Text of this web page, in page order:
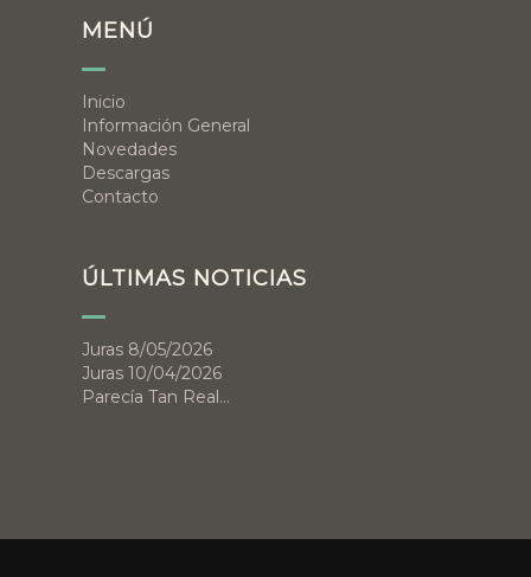
MENÚ
Inicio
Información General
Novedades
Descargas
Contacto
ÚLTIMAS NOTICIAS
Juras 8/05/2026
Juras 10/04/2026
Parecía Tan Real…